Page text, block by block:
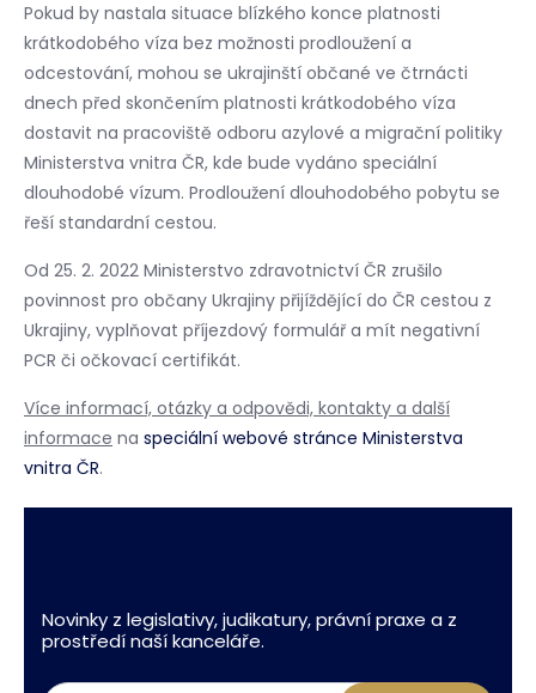
Pokud by nastala situace blízkého konce platnosti
krátkodobého víza bez možnosti prodloužení a
odcestování, mohou se ukrajinští občané ve čtrnácti
dnech před skončením platnosti krátkodobého víza
dostavit na pracoviště odboru azylové a migrační politiky
Ministerstva vnitra ČR, kde bude vydáno speciální
dlouhodobé vízum. Prodloužení dlouhodobého pobytu se
řeší standardní cestou.
Od 25. 2. 2022 Ministerstvo zdravotnictví ČR zrušilo
povinnost pro občany Ukrajiny přijíždějící do ČR cestou z
Ukrajiny, vyplňovat příjezdový formulář a mít negativní
PCR či očkovací certifikát.
Více informací, otázky a odpovědi, kontakty a další
informace na speciální webové stránce Ministerstva
vnitra ČR.
Novinky z legislativy, judikatury, právní praxe a z
prostředí naší kanceláře.